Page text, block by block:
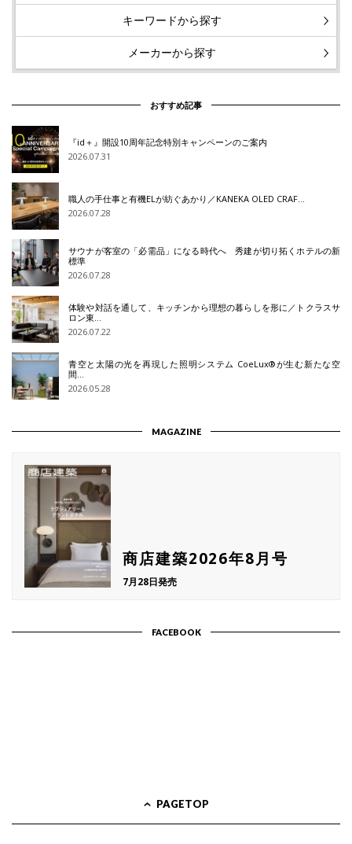
キーワードから探す
メーカーから探す
おすすめ記事
『id＋』開設10周年記念特別キャンペーンのご案内
2026.07.31
職人の手仕事と有機ELが紡ぐあかり／KANEKA OLED CRAF…
2026.07.28
サウナが客室の「必需品」になる時代へ 秀建が切り拓くホテルの新
標準
2026.07.28
体験や対話を通して、キッチンから理想の暮らしを形に／トクラスサ
ロン東…
2026.07.22
青空と太陽の光を再現した照明システム CoeLux®が生む新たな空
間…
2026.05.28
MAGAZINE
商店建築2026年8月号
7月28日発売
FACEBOOK
PAGETOP